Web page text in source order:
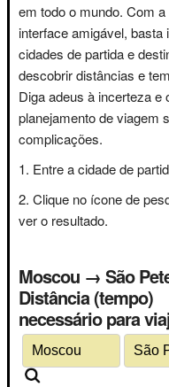
em todo o mundo. Com
interface amigável, basta
cidades de partida e
descobrir distâncias e
Diga adeus à incerteza e
planejamento de viagem
complicações.
Entre a cidade de
Clique no ícone de
ver o resultado.
Moscou → São
Distância (tempo)
necessário para